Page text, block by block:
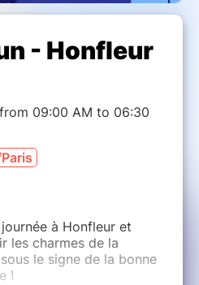
- Honfleur
09:00 AM to 06:30
à Honfleur et
les charmes de la
le signe de la bonne
!